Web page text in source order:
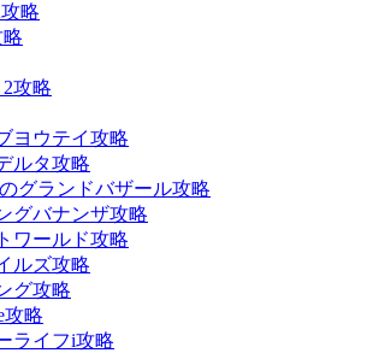
略
略
2攻略
ヨウテイ攻略
ルタ攻略
グランドバザール攻略
グバナンザ攻略
ワールド攻略
ルズ攻略
グ攻略
攻略
ライフi攻略